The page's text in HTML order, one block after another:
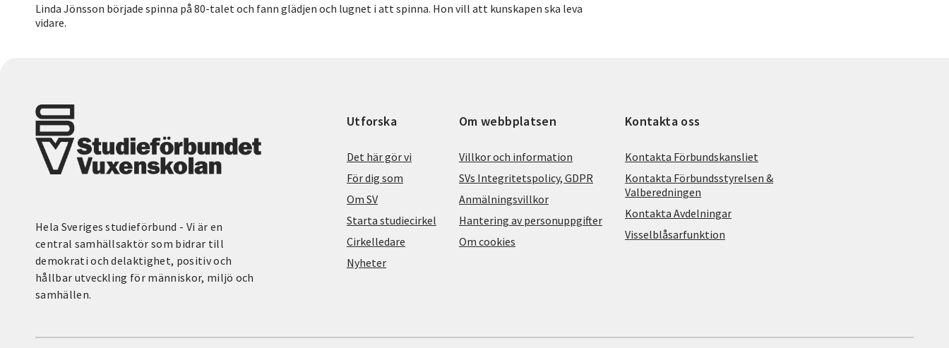
Linda Jönsson började spinna på 80-talet och fann glädjen och lugnet i att spinna. Hon vill att kunskapen ska leva
vidare.
Hela Sveriges studieförbund - Vi är en
central samhällsaktör som bidrar till
demokrati och delaktighet, positiv och
hållbar utveckling för människor, miljö och
samhällen.
Utforska
Det här gör vi
För dig som
Om SV
Starta studiecirkel
Cirkelledare
Nyheter
Om webbplatsen
Villkor och information
SVs Integritetspolicy, GDPR
Anmälningsvillkor
Hantering av personuppgifter
Om cookies
Kontakta oss
Kontakta Förbundskansliet
Kontakta Förbundsstyrelsen &
Valberedningen
Kontakta Avdelningar
Visselblåsarfunktion